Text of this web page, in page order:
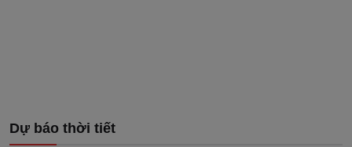
Dự báo thời tiết